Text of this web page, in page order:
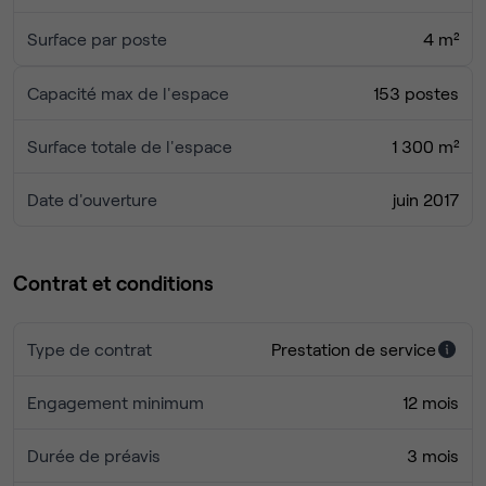
Surface par poste 4 m²
Capacité max de l'espace 153 postes
Surface totale de l'espace 1 300 m²
Date d'ouverture juin 2017
Contrat et conditions
Type de contrat Prestation de service
Engagement minimum 12 mois
Durée de préavis 3 mois